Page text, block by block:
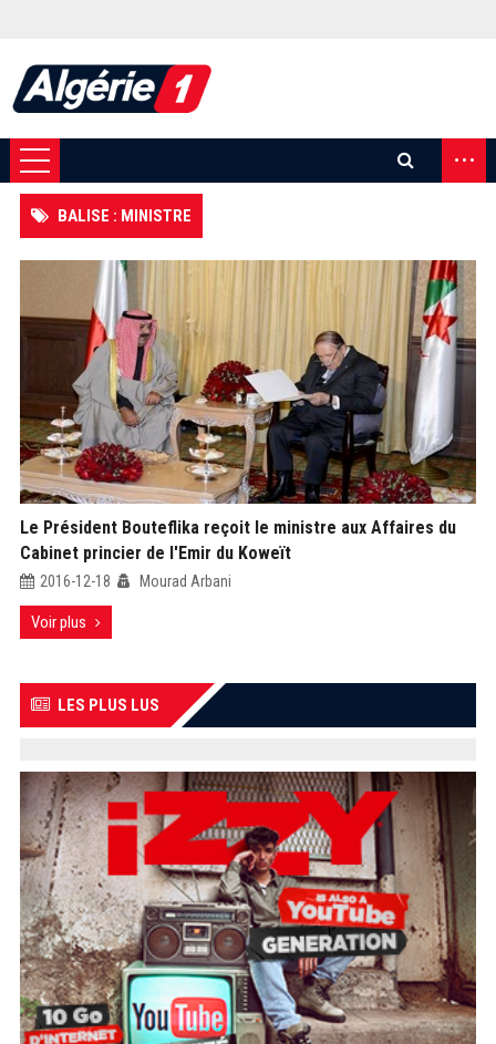
...
BALISE : MINISTRE
Le Président Bouteflika reçoit le ministre aux Affaires du
Cabinet princier de l'Emir du Koweït
2016-12-18 Mourad Arbani
Voir plus
LES PLUS LUS